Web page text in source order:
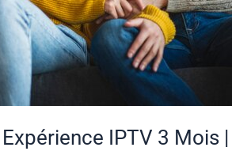
IPTV 3 Mois